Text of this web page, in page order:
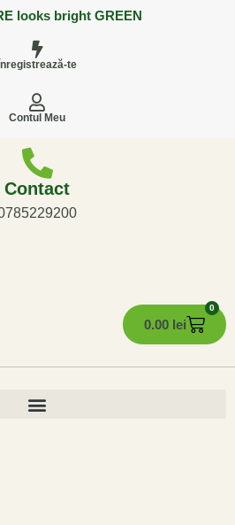
looks bright GREEN
Înregistrează-te
Contul Meu
Contact
0.00 lei
0